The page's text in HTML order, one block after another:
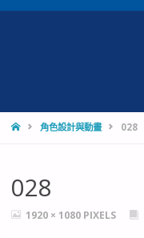
HOME角色設計與動畫 028
028
FULL1920 × 1080 PIXELS